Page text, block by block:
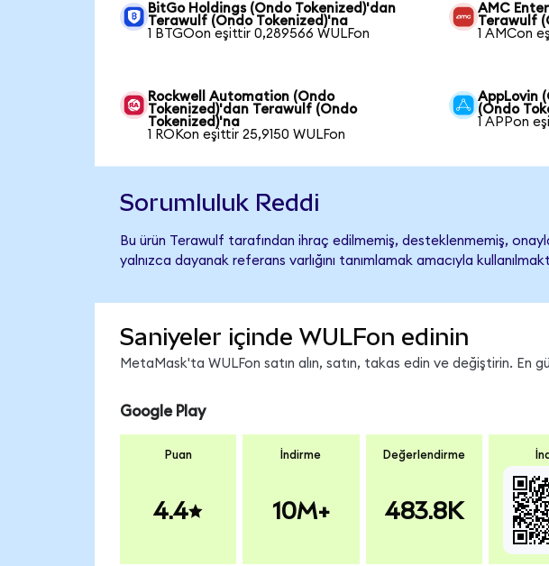
BitGo Holdings (Ondo Tokenized)'dan
Terawulf (Ondo Tokenized)'na
1 BTGOon eşittir 0,289566 WULFon
AMC
Terawulf
1 AMCon
Rockwell Automation (Ondo
Tokenized)'dan Terawulf (Ondo
Tokenized)'na
1 ROKon eşittir 25,9150 WULFon
AppLovin
(Ondo
1 APPon
Sorumluluk Reddi
Bu ürün Terawulf tarafından ihraç edilmemiş, desteklenmemiş,
yalnızca dayanak referans varlığını tanımlamak amacıyla
Saniyeler içinde WULFon edinin
MetaMask'ta WULFon satın alın, satın, takas edin ve değiştirin. En
Google Play
Puan
4.4
İndirme
10M+
Değerlendirme
483.8K